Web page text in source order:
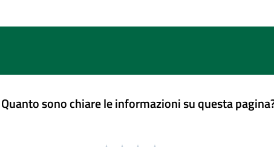
Quanto sono chiare le informazioni su questa